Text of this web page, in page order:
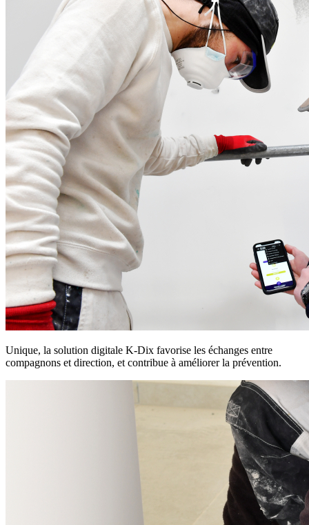
Unique, la solution digitale K-Dix favorise les échanges entre
compagnons et direction, et contribue à améliorer la prévention.